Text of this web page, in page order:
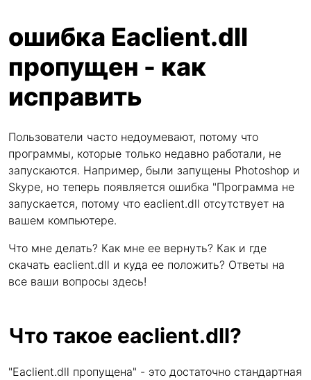
ошибка Eaclient.dll
пропущен - как
исправить
Пользователи часто недоумевают, потому что
программы, которые только недавно работали, не
запускаются. Например, были запущены Photoshop и
Skype, но теперь появляется ошибка "Программа не
запускается, потому что eaclient.dll отсутствует на
вашем компьютере.
Что мне делать? Как мне ее вернуть? Как и где
скачать eaclient.dll и куда ее положить? Ответы на
все ваши вопросы здесь!
Что такое eaclient.dll?
"Eaclient.dll пропущена" - это достаточно стандартная